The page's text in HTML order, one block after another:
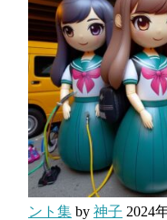
ント集 by 神子 2024